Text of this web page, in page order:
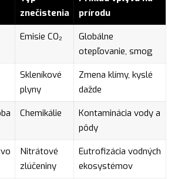
znečistenia
prírodu
Emisie CO₂
Globálne
otepľovanie, smog
Skleníkové
plyny
Zmena klímy, kyslé
dažde
Chemikálie
Kontaminácia vody a
pôdy
Nitrátové
zlúčeniny
Eutrofizácia vodných
ekosystémov